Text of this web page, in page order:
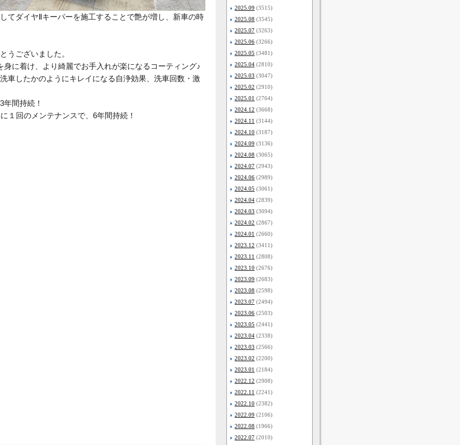
てダイヤⅡキーパーを施工することで艶が増し、新車の時
うございました。
身に着け、より綺麗でお手入れが楽になるコーティング♪
車したかのようにキレイになる自浄効果、洗車回数・激
年間持続！
１回のメンテナンスで、6年間持続！
2025.09 (3515)
2025.08 (3545)
2025.07 (3263)
2025.06 (3266)
2025.05 (3481)
2025.04 (2810)
2025.03 (3047)
2025.02 (2910)
2025.01 (2764)
2024.12 (3668)
2024.11 (3144)
2024.10 (3187)
2024.09 (3136)
2024.08 (3065)
2024.07 (2943)
2024.06 (2989)
2024.05 (3061)
2024.04 (2839)
2024.03 (3094)
2024.02 (2867)
2024.01 (2660)
2023.12 (3411)
2023.11 (2808)
2023.10 (2676)
2023.09 (2683)
2023.08 (2598)
2023.07 (2494)
2023.06 (2503)
2023.05 (2441)
2023.04 (2338)
2023.03 (2566)
2023.02 (2200)
2023.01 (2184)
2022.12 (2908)
2022.11 (2241)
2022.10 (2382)
2022.09 (2106)
2022.08 (1966)
2022.07 (2010)